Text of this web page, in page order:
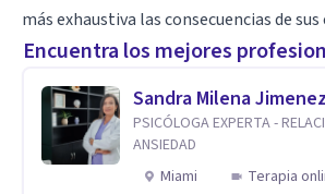
más exhaustiva las consecuencias de
Encuentra los mejores
Sandra Milena
PSICÓLOGA EXPERTA -
ANSIEDAD
Miami
Terapia